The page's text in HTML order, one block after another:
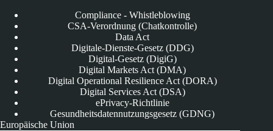
Compliance - Whistleblowing
CSA-Verordnung (Chatkontrolle)
Data Act
Digitale-Dienste-Gesetz (DDG)
Digital-Gesetz (DigiG)
Digital Markets Act (DMA)
Digital Operational Resilience Act (DORA)
Digital Services Act (DSA)
ePrivacy-Richtlinie
Gesundheitsdatennutzungsgesetz (GDNG)
Europäische Union